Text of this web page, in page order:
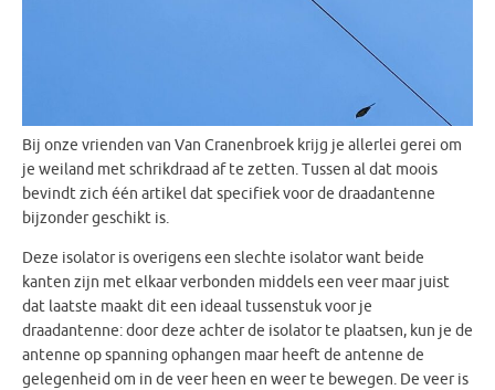
Bij onze vrienden van Van Cranenbroek krijg je allerlei gerei om
je weiland met schrikdraad af te zetten. Tussen al dat moois
bevindt zich één artikel dat specifiek voor de draadantenne
bijzonder geschikt is.
Deze isolator is overigens een slechte isolator want beide
kanten zijn met elkaar verbonden middels een veer maar juist
dat laatste maakt dit een ideaal tussenstuk voor je
draadantenne: door deze achter de isolator te plaatsen, kun je de
antenne op spanning ophangen maar heeft de antenne de
gelegenheid om in de veer heen en weer te bewegen. De veer is